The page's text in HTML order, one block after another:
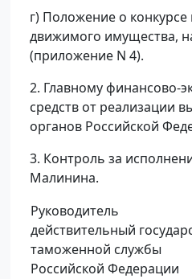
г) Положение о
движимого имущества,
(приложение N 4).
2. Главному финансово-
средств от реализации
органов Российской
3. Контроль за
Малинина.
Руководитель
действительный
таможенной службы
Российской Федерации